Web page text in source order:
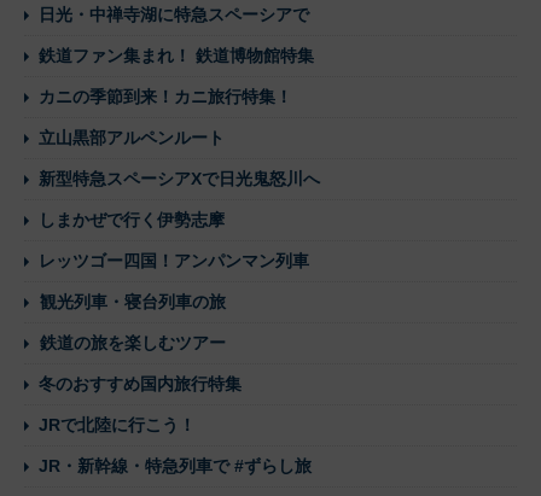
日光・中禅寺湖に特急スペーシアで
鉄道ファン集まれ！ 鉄道博物館特集
カニの季節到来！カニ旅行特集！
立山黒部アルペンルート
新型特急スペーシアXで日光鬼怒川へ
しまかぜで行く伊勢志摩
レッツゴー四国！アンパンマン列車
観光列車・寝台列車の旅
鉄道の旅を楽しむツアー
冬のおすすめ国内旅行特集
JRで北陸に行こう！
JR・新幹線・特急列車で #ずらし旅